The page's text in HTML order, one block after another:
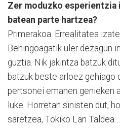
Zer moduzko esperientzia
batean parte hartzea?
Primerakoa. Errealitatea
Behingoagatik uler dezagun
guztia. Nik jakintza batzuk
batzuk beste arloez gehiago
pertsonei emanen genieken
luke. Horretan sinisten dut,
saretzea, Tokiko Lan